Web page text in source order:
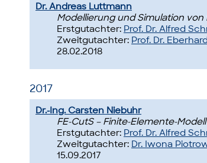
Dr. Andreas Luttmann
Modellierung und Simulation
Erstgutachter: Prof. Dr. Alfred
Zweitgutachter: Prof. Dr.
28.02.2018
2017
Dr.-Ing. Carsten Niebuhr
FE-CutS – Finite-Elemente-
Erstgutachter: Prof. Dr. Alfred
Zweitgutachter: Dr. Iwona
15.09.2017